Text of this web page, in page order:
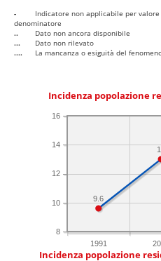
-
Indicatore non applicabile per
denominatore
..
Dato non ancora disponibile
...
Dato non rilevato
....
La mancanza o esiguità del
Incidenza popolazione
1991
8
10
12
14
16
9.6
Incidenza popolazione